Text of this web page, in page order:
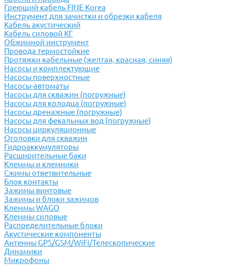
Греющий кабель FINE Korea
Инструмент для зачистки и обрезки кабеля
Кабель акустический
Кабель силовой КГ
Обжимной инструмент
Провода термостойкие
Протяжки кабельные (желтая, красная, синяя)
Насосы и комплектующие
Насосы поверхностные
Насосы-автоматы
Насосы для скважин (погружные)
Насосы для колодца (погружные)
Насосы дренажные (погружные)
Насосы для фекальных вод (погружные)
Насосы циркуляционные
Оголовки для скважин
Гидроаккумуляторы
Расширительные баки
Клеммы и клемники
Cжимы ответвительные
Блок контакты
Зажимы винтовые
Зажимы и блоки зажимов
Клеммы WAGO
Клеммы силовые
Распределительные блоки
Акустические компоненты
Антенны GPS/GSM/WiFi/Телескопические
Динамики
Микрофоны